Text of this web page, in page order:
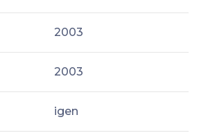
2003
2003
igen